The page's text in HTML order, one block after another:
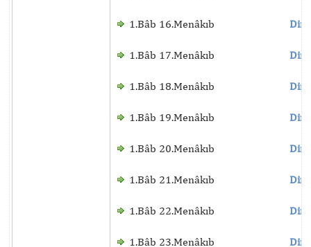
1.Bâb 16.Menâkıb
1.Bâb 17.Menâkıb
1.Bâb 18.Menâkıb
1.Bâb 19.Menâkıb
1.Bâb 20.Menâkıb
1.Bâb 21.Menâkıb
1.Bâb 22.Menâkıb
1.Bâb 23.Menâkıb